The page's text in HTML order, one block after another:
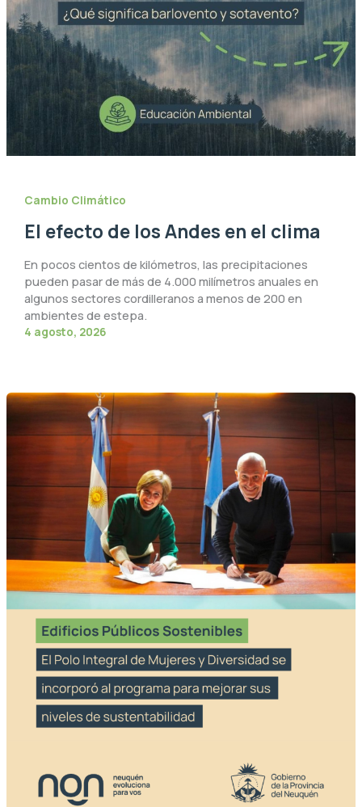
Cambio Climático
El efecto de los Andes en el clima
En pocos cientos de kilómetros, las precipitaciones
pueden pasar de más de 4.000 milímetros anuales en
algunos sectores cordilleranos a menos de 200 en
ambientes de estepa.
4 agosto, 2026